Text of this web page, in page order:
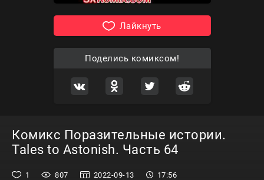
Лайкнуть
Поделись комиксом!
Комикс Поразительные истории.
Tales to Astonish. Часть 64
1 807 2022-09-13 17:56